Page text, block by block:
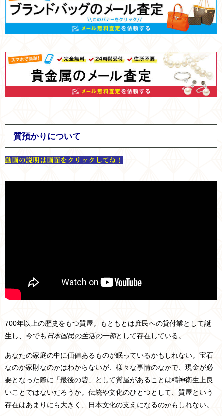
質預かりについて
動画の説明は画面をクリックしてね！
700年以上の歴史をもつ質屋。もともとは庶民への貸付業として誕
生し、今でも 日本国民の生活の一部として存在している。
あなたの家庭の中に価値あるものが眠っているかもしれない。宝石
なのか家財なのかはわからないが、様々な事情のなかで、現金が必
要となった際に「最後の砦」として質屋があることは精神衛生上良
いことではないだろうか。伝統や文化のひとつとして、質屋という
存在はあまりにも大きく、日本文化の支えになるのかもしれない。